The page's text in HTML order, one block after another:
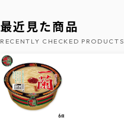
最近見た商品
RECENTLY CHECKED PRODUCTS